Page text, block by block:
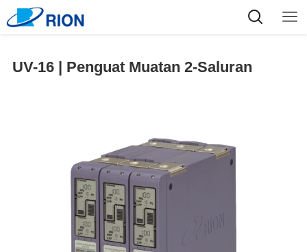
UV-16 | Penguat Muatan 2-Saluran